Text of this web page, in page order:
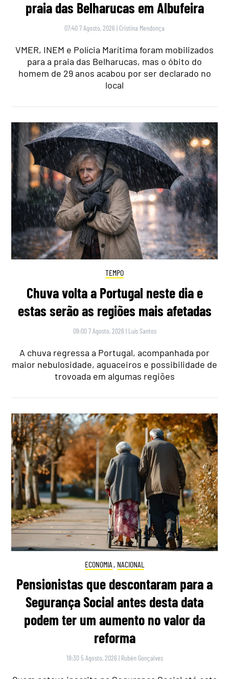
praia das Belharucas em Albufeira
07:40 7 Agosto, 2026 | Cristina Mendonça
VMER, INEM e Polícia Marítima foram mobilizados
para a praia das Belharucas, mas o óbito do
homem de 29 anos acabou por ser declarado no
local
TEMPO
Chuva volta a Portugal neste dia e
estas serão as regiões mais afetadas
09:00 7 Agosto, 2026 | Luís Santos
A chuva regressa a Portugal, acompanhada por
maior nebulosidade, aguaceiros e possibilidade de
trovoada em algumas regiões
ECONOMIA , NACIONAL
Pensionistas que descontaram para a
Segurança Social antes desta data
podem ter um aumento no valor da
reforma
18:30 5 Agosto, 2026 | Rubén Gonçalves